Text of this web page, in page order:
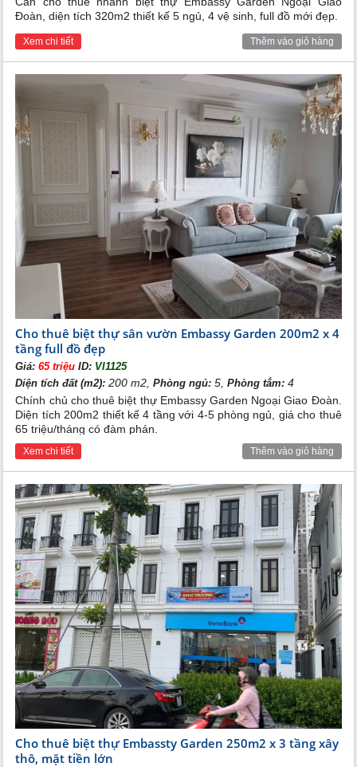
Đoàn, diện tích 320m2 thiết kế 5 ngủ, 4 vệ sinh, full đồ mới đẹp.
Xem chi tiết Thêm vào giỏ hàng
Cho thuê biệt thự sân vườn Embassy Garden 200m2 x 4
tầng full đồ đẹp
Giá:65 triệuID: VI1125
Diện tích đất (m2): 200 m2,Phòng ngủ: 5,Phòng tắm: 4
Chính chủ cho thuê biệt thự Embassy Garden Ngoại Giao Đoàn.
Diện tích 200m2 thiết kế 4 tầng với 4-5 phòng ngủ, giá cho thuê
65 triệu/tháng có đàm phán.
Xem chi tiết Thêm vào giỏ hàng
Cho thuê biệt thự Embassty Garden 250m2 x 3 tầng xây
thô, mặt tiền lớn